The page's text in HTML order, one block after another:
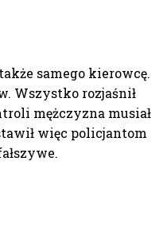
samego kierowcę.
Wszystko rozjaśnił
mężczyzna musiał
więc policjantom